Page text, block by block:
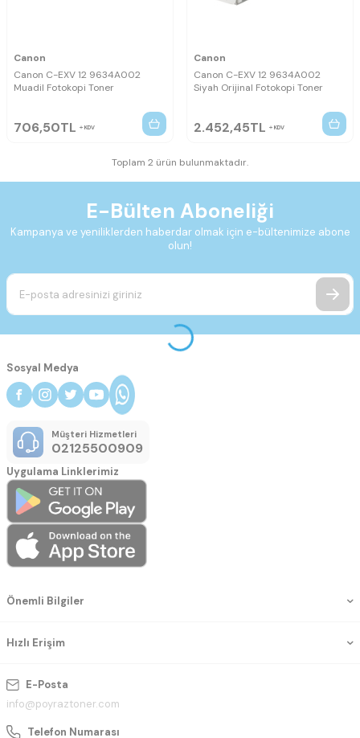
Canon
Canon C-EXV 12 9634A002
Muadil Fotokopi Toner
706,50TL KDV
Canon
Canon C-EXV 12 9634A002
Siyah Orijinal Fotokopi Toner
2.452,45TL KDV
Toplam 2 ürün bulunmaktadır.
E-Bülten Aboneliği
Kampanya ve yeniliklerden haberdar olmak için e-bültenimize abone
olun!
E-Posta
info@poyraztoner.com
Telefon Numarası
Önemli Bilgiler
Hızlı Erişim
Sosyal Medya
Müşteri Hizmetleri
02125500909
Uygulama Linklerimiz